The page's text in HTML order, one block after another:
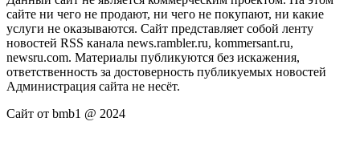
сайте ни чего не продают, ни чего не покупают, ни какие
услуги не оказываются. Сайт представляет собой ленту
новостей RSS канала news.rambler.ru, kommersant.ru,
newsru.com. Материалы публикуются без искажения,
ответственность за достоверность публикуемых новостей
Администрация сайта не несёт.
Сайт от bmb1 @ 2024